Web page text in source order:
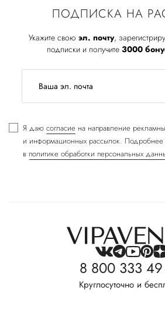
ПОДПИСКА НА
Укажите свою эл. почту,
подписки и получите 3000
Я даю согласие на направление
и информационных рассылок. Подробнее
в политике обработки персональных
8 800 333
Круглосуточно и